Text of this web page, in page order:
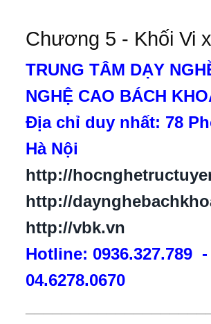
Chương 5 - Khối Vi
TRUNG TÂM DẠY
NGHỆ CAO BÁCH
Địa chỉ duy nhất: 78
Hà Nội
http://
http://
http://vbk.vn
Hotline: 0936.327.789 -
04.6278.0670